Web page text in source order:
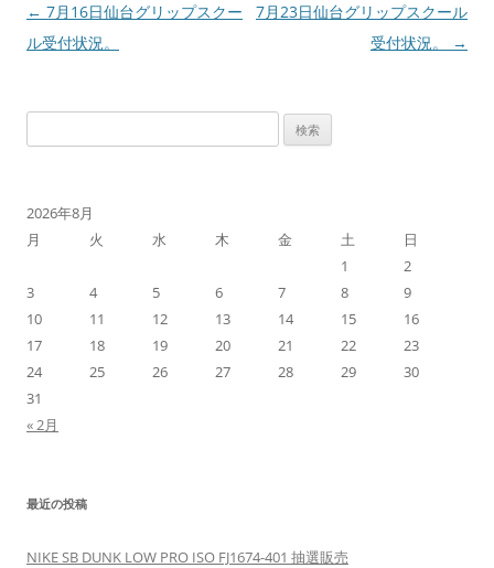
投
稿
← 7月16日仙台グリップスクー
ル受付状況。
7月23日仙台グリップスクール
受付状況。
→
索:
2026年8月
月
火 水 木 金 土
日
1
2
3
4 5 6 7 8
9
10
11 12 13 14 15
16
17
18 19 20 21 22
23
24
25 26 27 28 29
30
31
« 2月
最近の投稿
NIKE SB DUNK LOW PRO ISO FJ1674-401 抽選販売